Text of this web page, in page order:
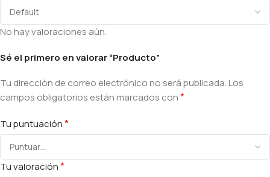
No hay valoraciones aún.
Sé el primero en valorar “Producto”
Tu dirección de correo electrónico no será publicada.Los
campos obligatorios están marcados con*
Tu puntuación*
Tu valoración*